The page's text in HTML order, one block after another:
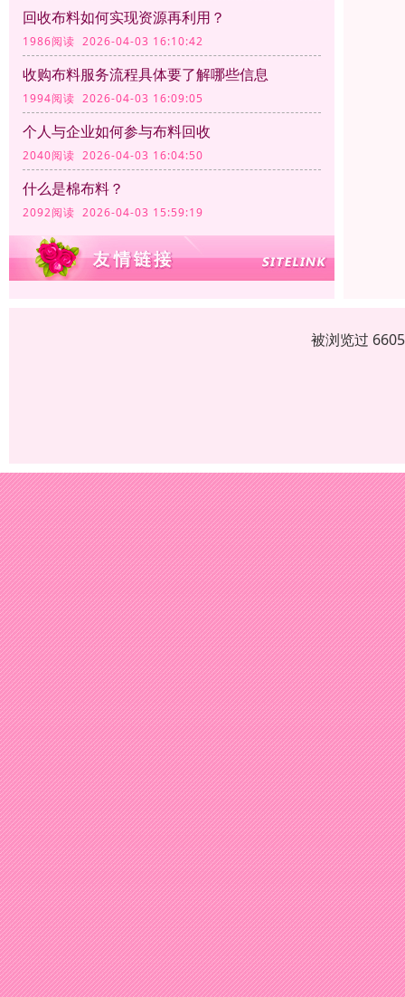
回收布料如何实现资源再利用？
1986阅读 2026-04-03 16:10:42
收购布料服务流程具体要了解哪些信息
1994阅读 2026-04-03 16:09:05
个人与企业如何参与布料回收
2040阅读 2026-04-03 16:04:50
什么是棉布料？
2092阅读 2026-04-03 15:59:19
被浏览过